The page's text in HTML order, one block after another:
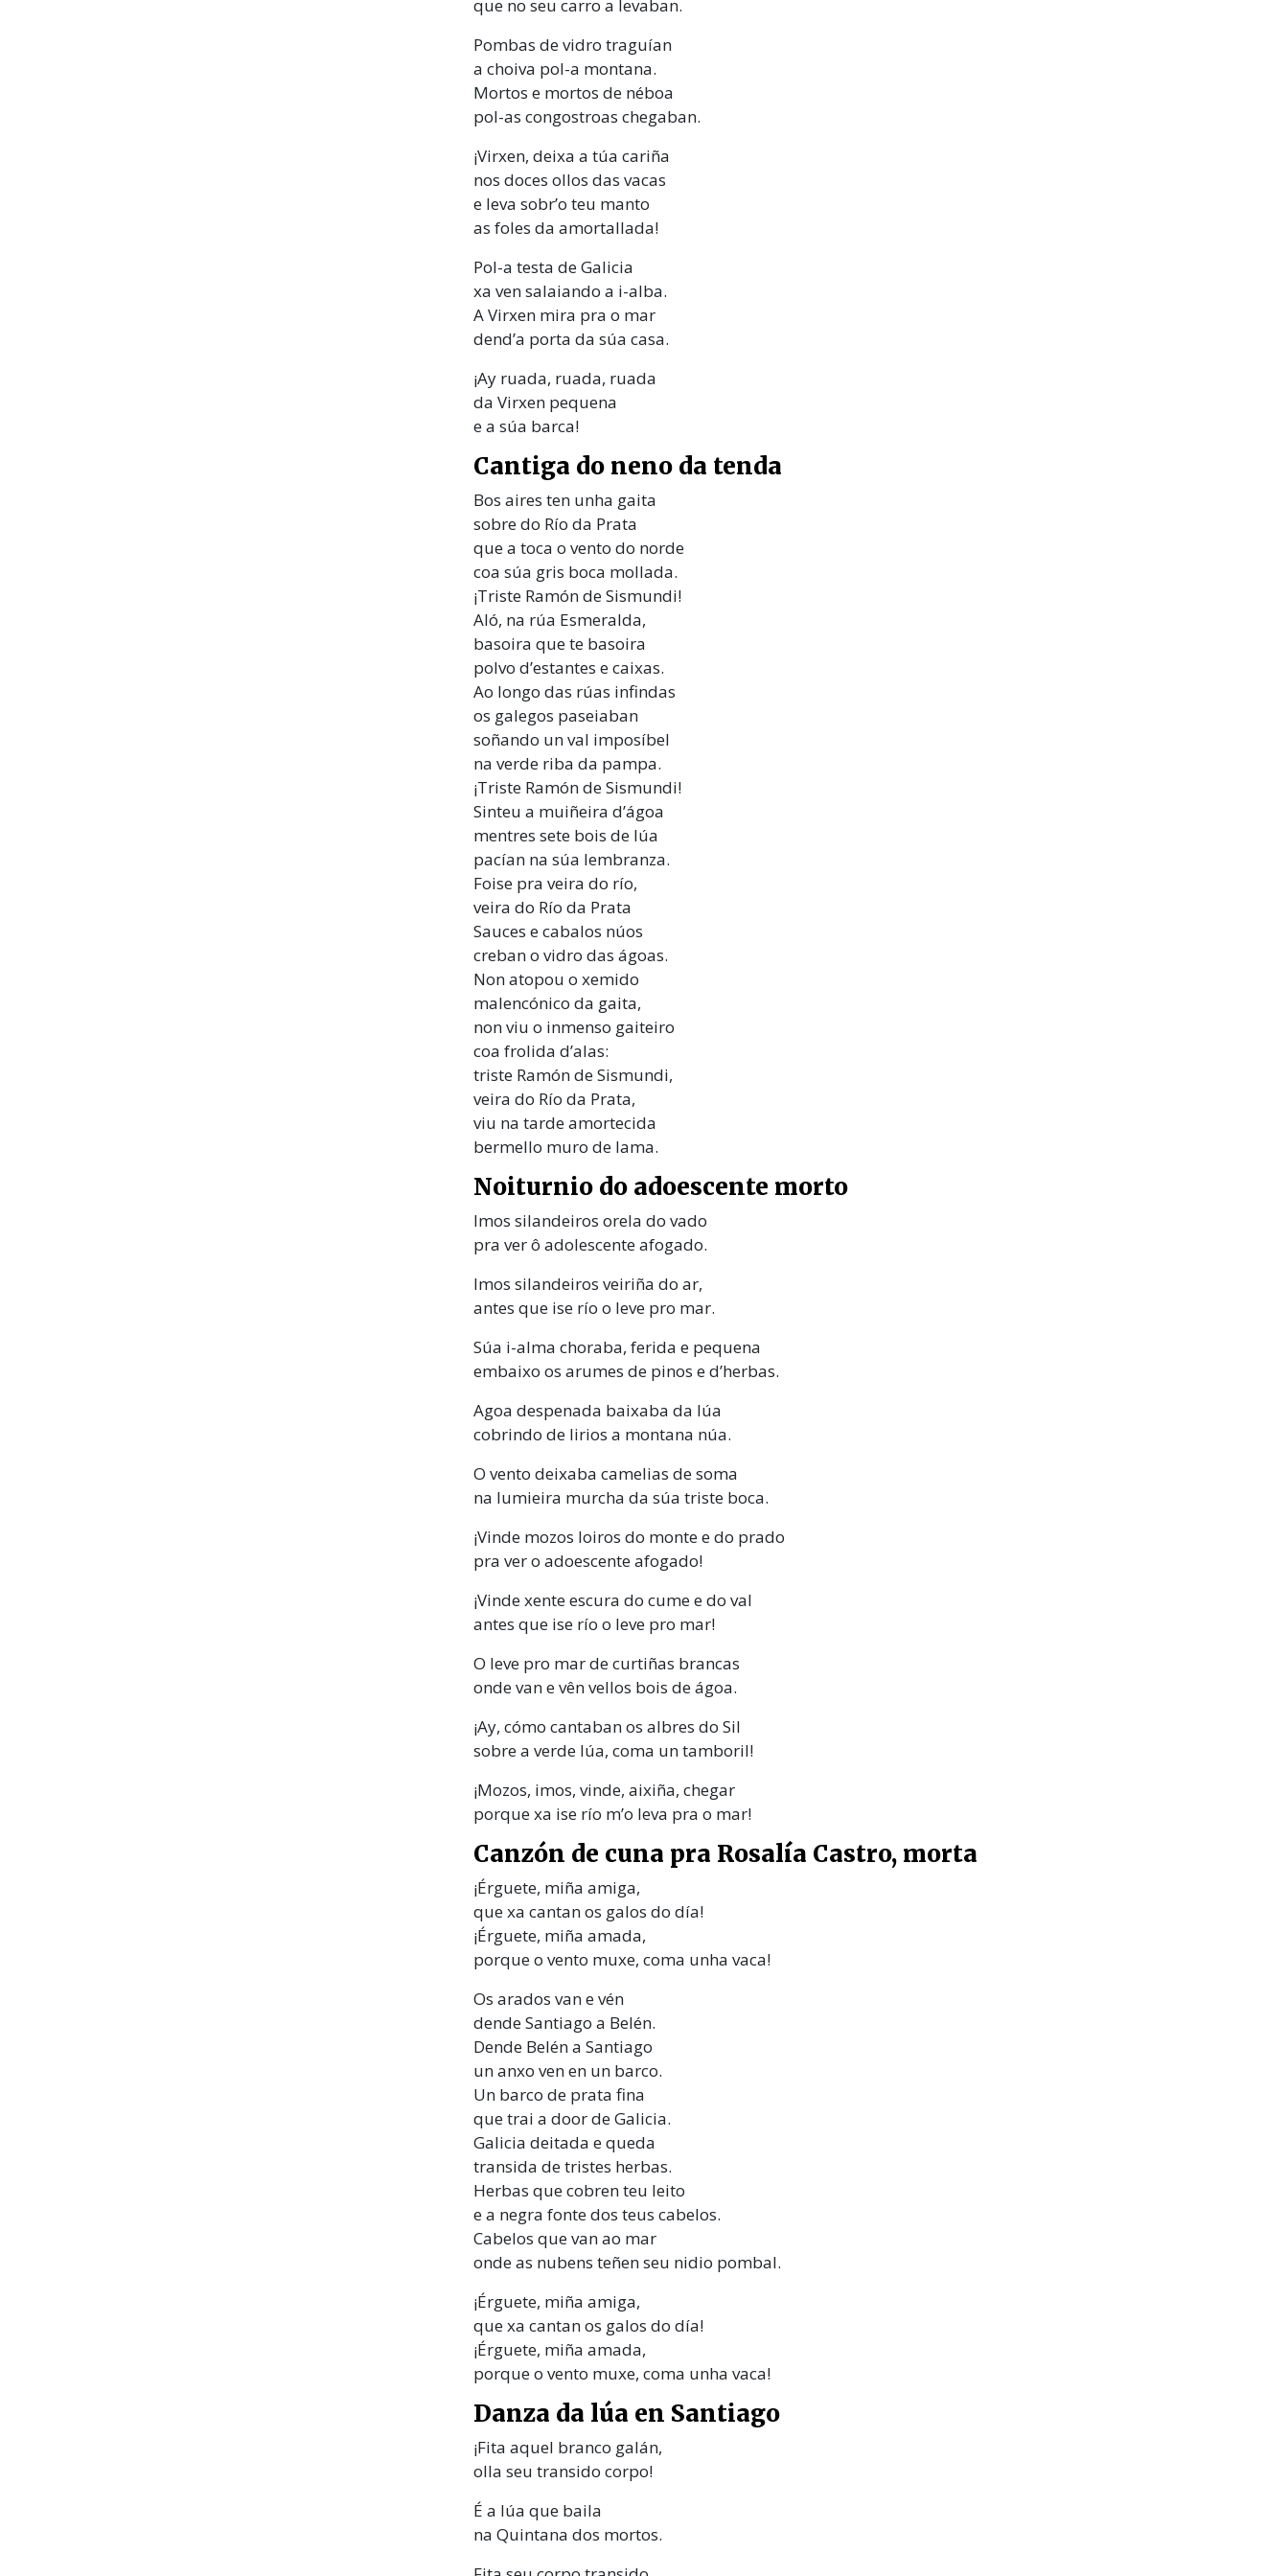
que no seu carro a levaban.
Pombas de vidro traguían
a choiva pol-a montana.
Mortos e mortos de néboa
pol-as congostroas chegaban.
¡Virxen, deixa a túa cariña
nos doces ollos das vacas
e leva sobr’o teu manto
as foles da amortallada!
Pol-a testa de Galicia
xa ven salaiando a i-alba.
A Virxen mira pra o mar
dend’a porta da súa casa.
¡Ay ruada, ruada, ruada
da Virxen pequena
e a súa barca!
Cantiga do neno da tenda
Bos aires ten unha gaita
sobre do Río da Prata
que a toca o vento do norde
coa súa gris boca mollada.
¡Triste Ramón de Sismundi!
Aló, na rúa Esmeralda,
basoira que te basoira
polvo d’estantes e caixas.
Ao longo das rúas infindas
os galegos paseiaban
soñando un val imposíbel
na verde riba da pampa.
¡Triste Ramón de Sismundi!
Sinteu a muiñeira d’ágoa
mentres sete bois de lúa
pacían na súa lembranza.
Foise pra veira do río,
veira do Río da Prata
Sauces e cabalos núos
creban o vidro das ágoas.
Non atopou o xemido
malencónico da gaita,
non viu o inmenso gaiteiro
coa frolida d’alas:
triste Ramón de Sismundi,
veira do Río da Prata,
viu na tarde amortecida
bermello muro de lama.
Noiturnio do adoescente morto
Imos silandeiros orela do vado
pra ver ô adolescente afogado.
Imos silandeiros veiriña do ar,
antes que ise río o leve pro mar.
Súa i-alma choraba, ferida e pequena
embaixo os arumes de pinos e d’herbas.
Agoa despenada baixaba da lúa
cobrindo de lirios a montana núa.
O vento deixaba camelias de soma
na lumieira murcha da súa triste boca.
¡Vinde mozos loiros do monte e do prado
pra ver o adoescente afogado!
¡Vinde xente escura do cume e do val
antes que ise río o leve pro mar!
O leve pro mar de curtiñas brancas
onde van e vên vellos bois de ágoa.
¡Ay, cómo cantaban os albres do Sil
sobre a verde lúa, coma un tamboril!
¡Mozos, imos, vinde, aixiña, chegar
porque xa ise río m’o leva pra o mar!
Canzón de cuna pra Rosalía Castro, morta
¡Érguete, miña amiga,
que xa cantan os galos do día!
¡Érguete, miña amada,
porque o vento muxe, coma unha vaca!
Os arados van e vén
dende Santiago a Belén.
Dende Belén a Santiago
un anxo ven en un barco.
Un barco de prata fina
que trai a door de Galicia.
Galicia deitada e queda
transida de tristes herbas.
Herbas que cobren teu leito
e a negra fonte dos teus cabelos.
Cabelos que van ao mar
onde as nubens teñen seu nidio pombal.
¡Érguete, miña amiga,
que xa cantan os galos do día!
¡Érguete, miña amada,
porque o vento muxe, coma unha vaca!
Danza da lúa en Santiago
¡Fita aquel branco galán,
olla seu transido corpo!
É a lúa que baila
na Quintana dos mortos.